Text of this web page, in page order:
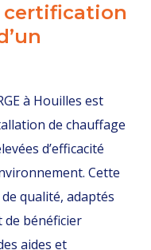
certification
à Houilles est
de chauffage
d’efficacité
Cette
qualité, adaptés
de bénéficier
aides et